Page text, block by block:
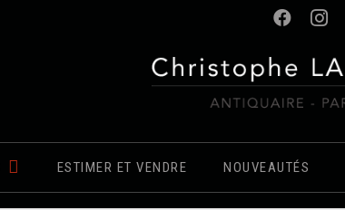
ESTIMER ET VENDRE NOUVEAUTÉS